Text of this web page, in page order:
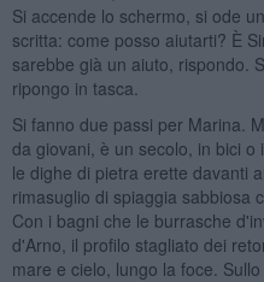
Si accende lo schermo, si ode
scritta: come posso aiutarti? È
sarebbe già un aiuto, rispondo.
ripongo in tasca.
Si fanno due passi per Marina.
da giovani, è un secolo, in bici o
le dighe di pietra erette davanti
rimasuglio di spiaggia sabbiosa
Con i bagni che le burrasche
d'Arno, il profilo stagliato dei
mare e cielo, lungo la foce.